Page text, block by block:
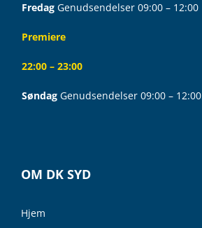
Fredag Genudsendelser 09:00 – 12:00
Premiere
22:00 – 23:00
Søndag Genudsendelser 09:00 – 12:00
OM DK SYD
Hjem